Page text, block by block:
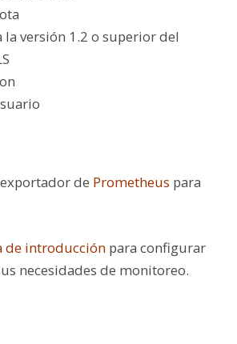
la versión 1.2 o superior del
de Prometheus para
de introducción para configurar
necesidades de monitoreo.